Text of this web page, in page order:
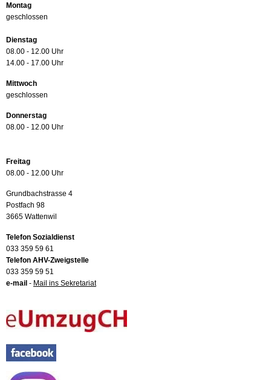
Montag
geschlossen
Dienstag
08.00 - 12.00 Uhr
14.00 - 17.00 Uhr
Mittwoch
geschlossen
Donnerstag
08.00 - 12.00 Uhr
Freitag
08.00 - 12.00 Uhr
Grundbachstrasse 4
Postfach 98
3665 Wattenwil
Telefon Sozialdienst
033 359 59 61
Telefon AHV-Zweigstelle
033 359 59 51
e-mail - Mail ins Sekretariat